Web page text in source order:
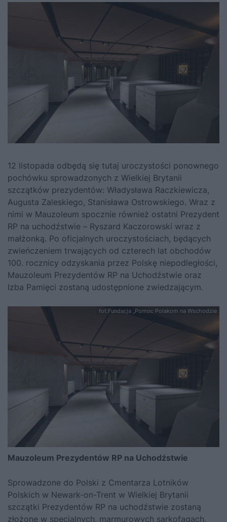
12 listopada odbędą się tutaj uroczystości ponownego
pochówku sprowadzonych z Wielkiej Brytanii
szczątków prezydentów: Władysława Raczkiewicza,
Augusta Zaleskiego, Stanisława Ostrowskiego. Wraz z
nimi w Mauzoleum spocznie również ostatni Prezydent
RP na uchodźstwie – Ryszard Kaczorowski wraz z
małżonką. Po oficjalnych uroczystościach, będących
zwieńczeniem trwających od czterech lat obchodów
100. rocznicy odzyskania przez Polskę niepodległości,
Mauzoleum Prezydentów RP na Uchodźstwie oraz
Izba Pamięci zostaną udostępnione zwiedzającym.
fot.Fundacja „Pomoc Polakom na Wschodzie
Mauzoleum Prezydentów RP na Uchodźstwie
Sprowadzone do Polski z Cmentarza Lotników
Polskich w Newark-on-Trent w Wielkiej Brytanii
szczątki Prezydentów RP na uchodźstwie zostaną
złożone w specjalnych, marmurowych sarkofagach.